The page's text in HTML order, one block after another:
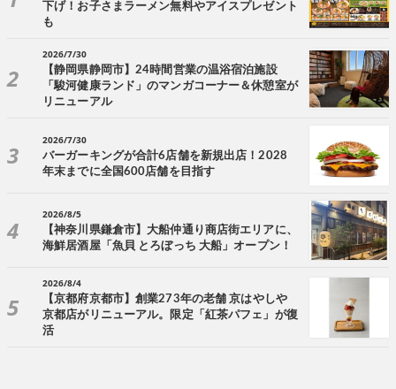
下げ！お子さまラーメン無料やアイスプレゼント
も
2026/7/30
【静岡県静岡市】24時間営業の温浴宿泊施設
「駿河健康ランド」のマンガコーナー＆休憩室が
リニューアル
2026/7/30
バーガーキングが合計6店舗を新規出店！2028
年末までに全国600店舗を目指す
2026/8/5
【神奈川県鎌倉市】大船仲通り商店街エリアに、
海鮮居酒屋「魚貝 とろぼっち 大船」オープン！
2026/8/4
【京都府京都市】創業273年の老舗 京はやしや
京都店がリニューアル。限定「紅茶パフェ」が復
活